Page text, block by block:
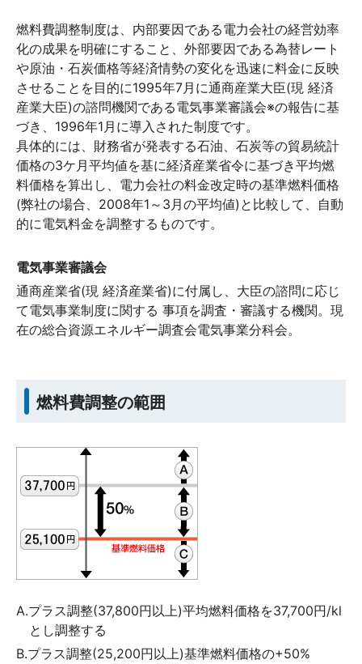
燃料費調整制度は、内部要因である電力会社の経営効率
化の成果を明確にすること、外部要因である為替レート
や原油・石炭価格等経済情勢の変化を迅速に料金に反映
させることを目的に1995年7月に通商産業大臣(現 経済
産業大臣)の諮問機関である電気事業審議会※の報告に基
づき、1996年1月に導入された制度です。
具体的には、財務省が発表する石油、石炭等の貿易統計
価格の3ケ月平均値を基に経済産業省令に基づき平均燃
料価格を算出し、電力会社の料金改定時の基準燃料価格
(弊社の場合、2008年1～3月の平均値)と比較して、自動
的に電気料金を調整するものです。
電気事業審議会
通商産業省(現 経済産業省)に付属し、大臣の諮問に応じ
て電気事業制度に関する 事項を調査・審議する機関。現
在の総合資源エネルギー調査会電気事業分科会。
燃料費調整の範囲
A.プラス調整(37,800円以上)平均燃料価格を37,700円/kl
とし調整する
B.プラス調整(25,200円以上)基準燃料価格の+50%